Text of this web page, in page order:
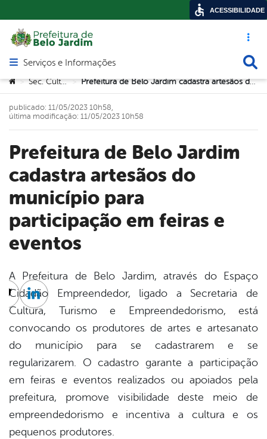
Acesso
Abrir menu principal de navegação
Serviços e Informações
Você está aqui:
> Sec. Cultura > Prefeitura de Belo Jardim cadastra artesãos do município para participação em feiras e eventos
Prefeitura de Belo Jardim
cadastra artesãos do
município para
participação em feiras e
eventos
publicado: 11/05/2023 10h58,
última modificação: 11/05/2023 10h58
A Prefeitura de Belo Jardim, através do Espaço
Cidadão Empreendedor, ligado a Secretaria de
Cultura, Turismo e Empreendedorismo, está
convocando os produtores de artes e artesanato
do município para se cadastrarem e se
regularizarem. O cadastro garante a participação
em feiras e eventos realizados ou apoiados pela
prefeitura, promove visibilidade deste meio de
empreendedorismo e incentiva a cultura e os
pequenos produtores.
Twitter
Linkedin
ACESSIBILIDADE